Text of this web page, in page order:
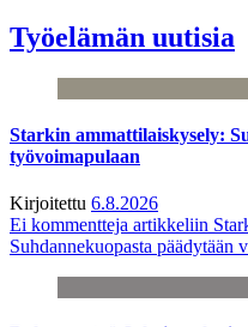
Työelämän uutisia
Starkin ammattilaiskysely:
työvoimapulaan
Kirjoitettu 6.8.2026
Ei kommentteja artikkeliin
Suhdannekuopasta päädytään